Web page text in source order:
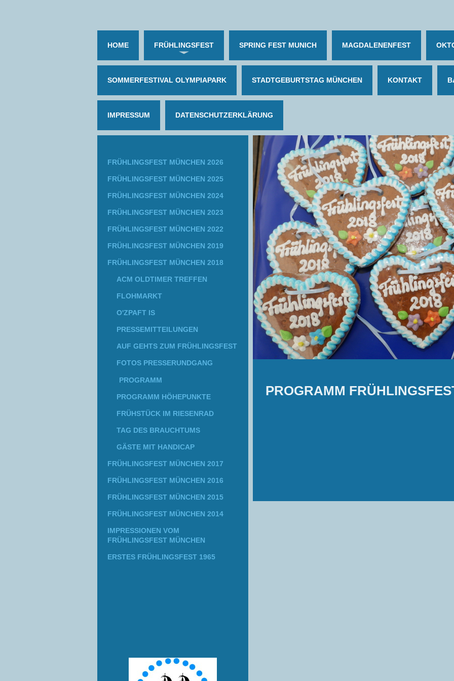
HOME FRÜHLINGSFEST SPRING FEST MUNICH MAGDALENENFEST
SOMMERFESTIVAL OLYMPIAPARK STADTGEBURTSTAG MÜNCHEN KONTAKT
IMPRESSUM DATENSCHUTZERKLÄRUNG
PROGRAMM
FRÜHLINGSFEST MÜNCHEN 2026
FRÜHLINGSFEST MÜNCHEN 2025
FRÜHLINGSFEST MÜNCHEN 2024
FRÜHLINGSFEST MÜNCHEN 2023
FRÜHLINGSFEST MÜNCHEN 2022
FRÜHLINGSFEST MÜNCHEN 2019
FRÜHLINGSFEST MÜNCHEN 2018
ACM OLDTIMER TREFFEN
FLOHMARKT
O'ZPAFT IS
PRESSEMITTEILUNGEN
AUF GEHTS ZUM FRÜHLINGSFEST
FOTOS PRESSERUNDGANG
PROGRAMM
PROGRAMM HÖHEPUNKTE
FRÜHSTÜCK IM RIESENRAD
TAG DES BRAUCHTUMS
GÄSTE MIT HANDICAP
FRÜHLINGSFEST MÜNCHEN 2017
FRÜHLINGSFEST MÜNCHEN 2016
FRÜHLINGSFEST MÜNCHEN 2015
FRÜHLINGSFEST MÜNCHEN 2014
IMPRESSIONEN VOM
FRÜHLINGSFEST MÜNCHEN
ERSTES FRÜHLINGSFEST 1965